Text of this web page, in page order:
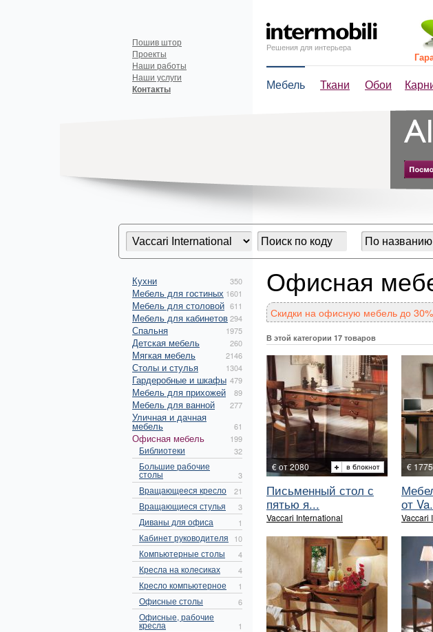
Решения для интерьера
Мебель Ткани Обои
Пошив штор
Проекты
Наши работы
Наши услуги
Контакты
Кухни 350
Мебель для гостиных 1601
Мебель для столовой 611
Мебель для кабинетов294
Спальня 1975
Детская мебель 260
Мягкая мебель 2146
Столы и стулья 1304
Гардеробные и шкафы 479
Мебель для прихожей 89
Мебель для ванной 277
Уличная и дачная
мебель 61
Офисная мебель 199
Библиотеки 32
Большие рабочие
столы 3
Вращающееся кресло 21
Вращающиеся стулья 3
Диваны для офиса 1
Кабинет руководителя 10
Компьютерные столы 4
Кресла на колесиках 4
Кресло компьютерное 1
Офисные столы 6
Офисные, рабочие
кресла 1
Офисная
Скидки на офисную мебель до
В этой категории 17 товаров
€ от 2080
Письменный стол с
пятью я...
Vaccari International
€
от
Vaccari